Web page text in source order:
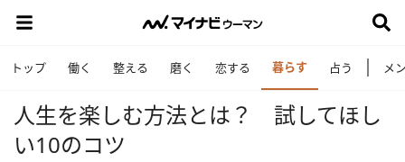
トップ 働く 整える 磨く 恋する 暮らす 占う メ
人生を楽しむ方法とは？ 試してほし
い10のコツ